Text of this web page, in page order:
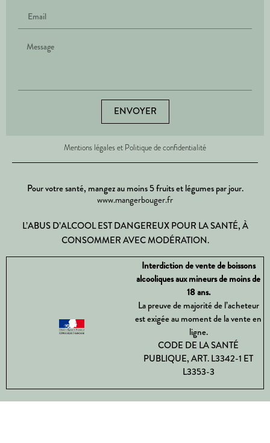
ENVOYER
Mentions légales et Politique de confidentialité
Pour votre santé, mangez au moins 5 fruits et légumes par jour.
www.mangerbouger.fr
L’ABUS D’ALCOOL EST DANGEREUX POUR LA SANTÉ, À
CONSOMMER AVEC MODÉRATION.
Interdiction de vente de boissons
alcooliques aux mineurs de moins de
18 ans.
La preuve de majorité de l’acheteur
est exigée au moment de la vente en
ligne.
CODE DE LA SANTÉ
PUBLIQUE, ART. L3342-1 ET
L3353-3